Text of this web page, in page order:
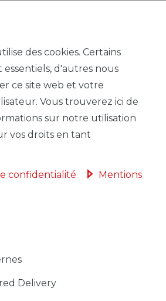
Stück
des cookies. Certains
d'autres nous
ce site web et votre
Vous trouverez ici de
sur notre utilisation
vos droits en tant
confidentialité
Mentions
Delivery